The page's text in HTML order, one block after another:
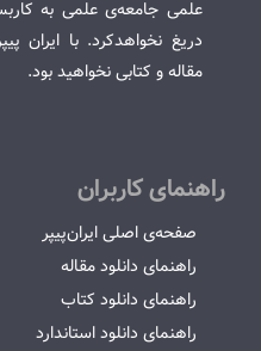
علمی جامعه‌ی علمی به
دریغ نخواهدکرد. با ایران
مقاله و کتابی نخواهید بود.
راهنمای کاربران
صفحه‌ی اصلی ایران‌پیپر
راهنمای دانلود مقاله
راهنمای دانلود کتاب
راهنمای دانلود استاندارد